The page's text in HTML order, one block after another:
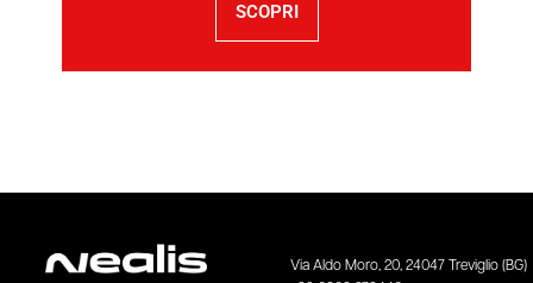
SCOPRI
Via Aldo Moro, 20, 24047 Treviglio (BG)